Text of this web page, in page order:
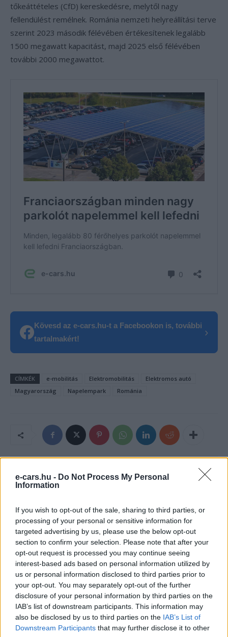
e-cars.hu - Do Not Process My Personal
Information
If you wish to opt-out of the sale, sharing to third parties, or
processing of your personal or sensitive information for
targeted advertising by us, please use the below opt-out
section to confirm your selection. Please note that after your
opt-out request is processed you may continue seeing
interest-based ads based on personal information utilized by
us or personal information disclosed to third parties prior to
your opt-out. You may separately opt-out of the further
disclosure of your personal information by third parties on the
IAB’s list of downstream participants. This information may
also be disclosed by us to third parties on the IAB’s List of
Downstream Participants that may further disclose it to other
tőkeáttételes (CfD) kereskedésre, melytől nagy
fellendülést remélnek. Románia nemzeti helyreállítási terve
szerint 2023 második félévében értékesítenek legalább
1500 megawatt kapacitást, majd 2025 első félévében
további 2000 megawattot.
Kövesd az e-cars.hu-t a Facebookon is, további
tartalmakért!
›
CÍMKÉK e-mobilitás Elektromobilitás
Elektromos autó
Magyarország
Napelempark Románia
e-cars.hu
Elektromosan közlekedsz, vagy a váltáson töprengsz?
Érdekelnek a legfrissebb hírek az e-autók világából, vagy
foglalkoztatnak a legújabb fejlesztések az elektromosság és a
fenntarthatóság területén? Akkor jó helyen jársz!